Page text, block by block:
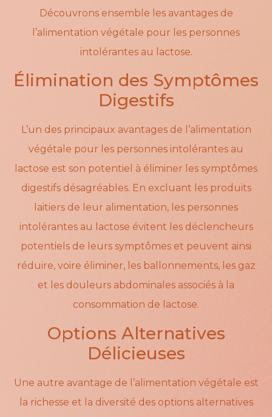
Découvrons ensemble les avantages de
l’alimentation végétale pour les personnes
intolérantes au lactose.
Élimination des Symptômes
Digestifs
L’un des principaux avantages de l’alimentation
végétale pour les personnes intolérantes au
lactose est son potentiel à éliminer les symptômes
digestifs désagréables. En excluant les produits
laitiers de leur alimentation, les personnes
intolérantes au lactose évitent les déclencheurs
potentiels de leurs symptômes et peuvent ainsi
réduire, voire éliminer, les ballonnements, les gaz
et les douleurs abdominales associés à la
consommation de lactose.
Options Alternatives
Délicieuses
Une autre avantage de l’alimentation végétale est
la richesse et la diversité des options alternatives